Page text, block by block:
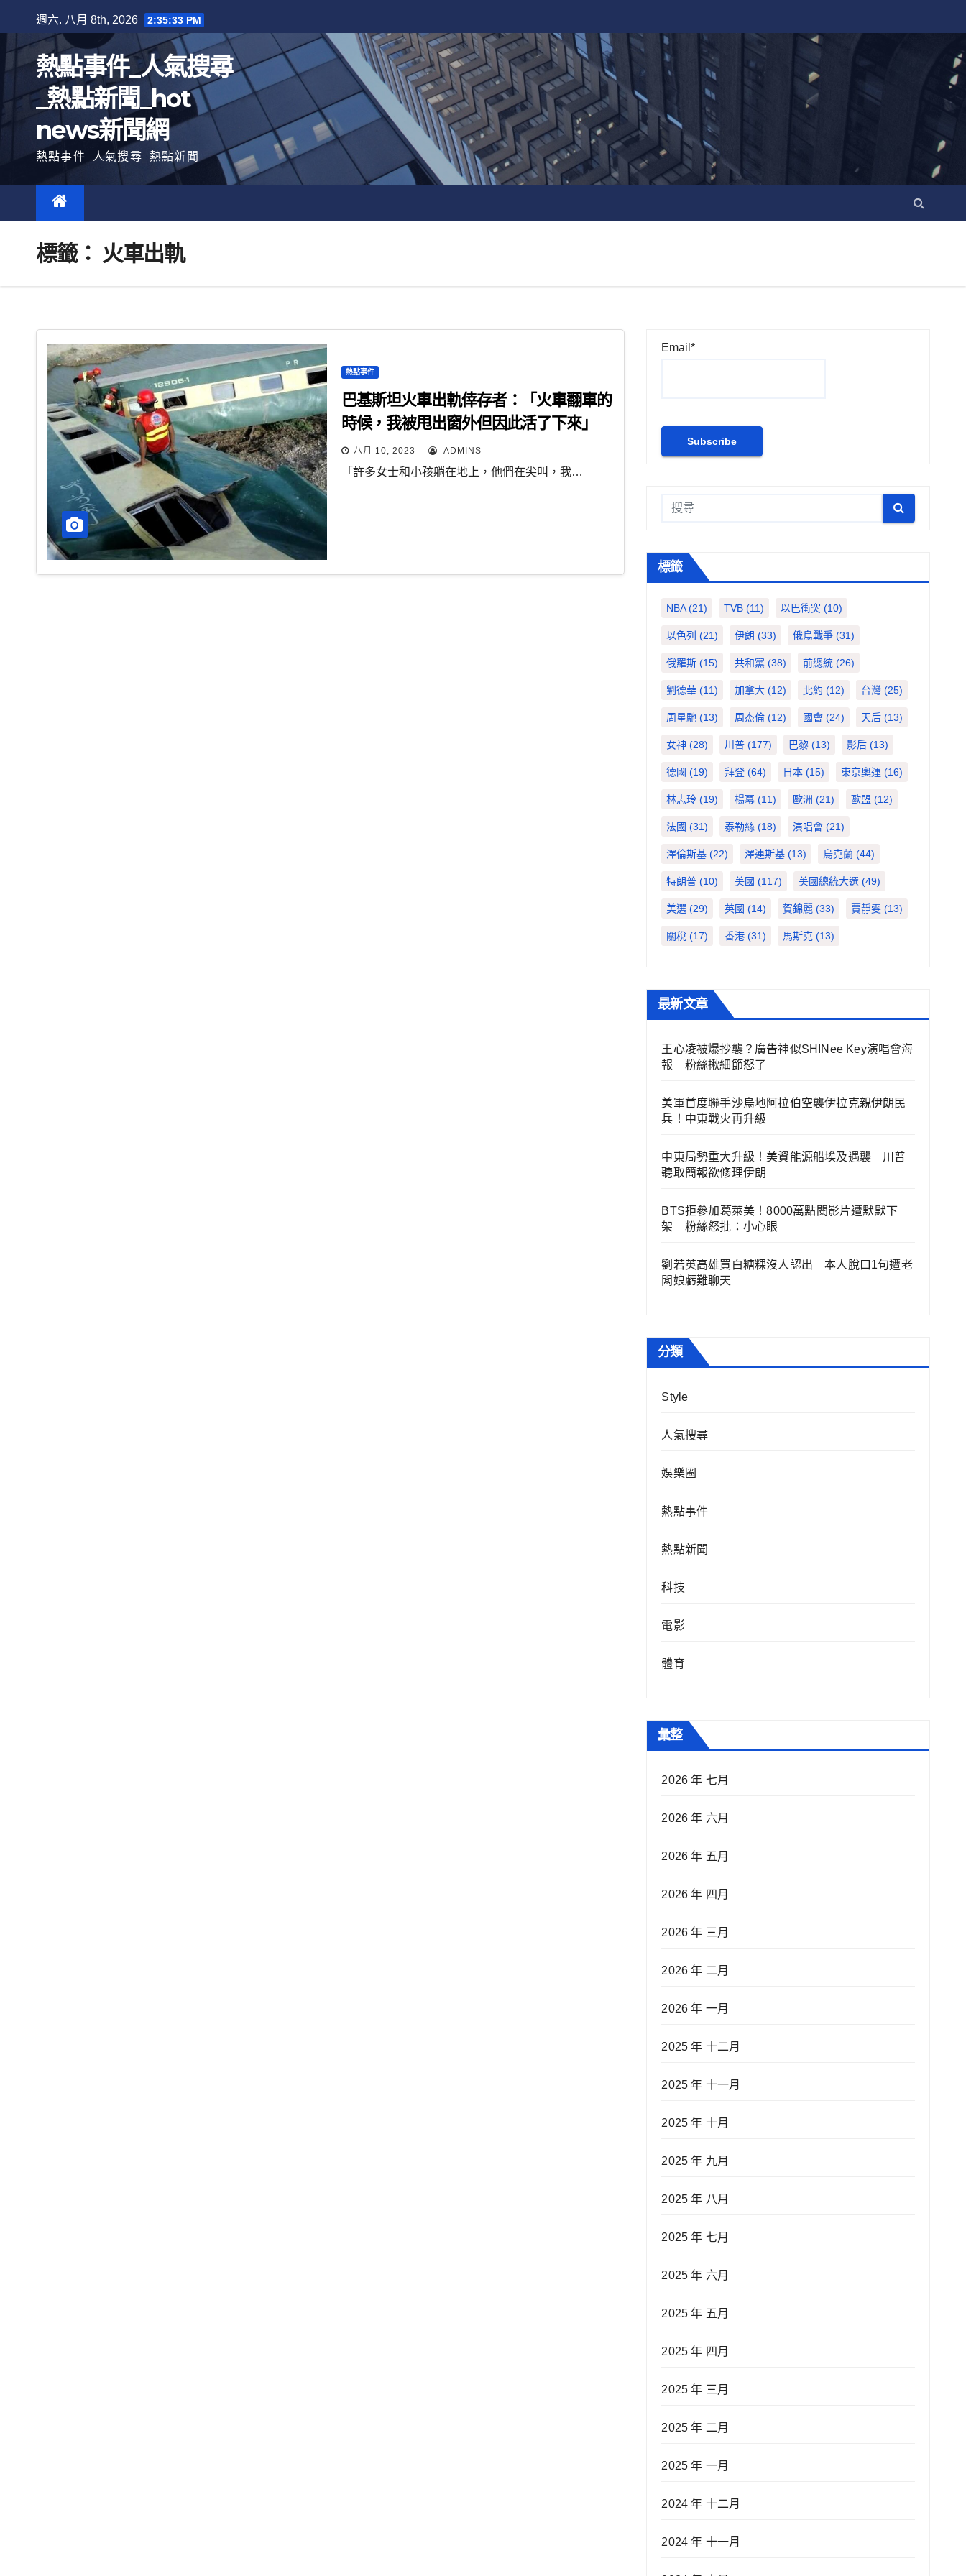
至
內
週六. 八月 8th, 2026 2:35:34 PM
熱點事件_人氣搜尋
_熱點新聞_hot
news新聞網
熱點事件_人氣搜尋_熱點新聞
標籤： 火車出軌
熱點事件
巴基斯坦火車出軌倖存者：「火車翻車的
時候，我被甩出窗外但因此活了下來」
八月 10, 2023 ADMINS
「許多女士和小孩躺在地上，他們在尖叫，我…
Email*
標籤
NBA(21) TVB (11) 以巴衝突 (10)
以色列 (21) 伊朗 (33) 俄烏戰爭 (31)
俄羅斯 (15) 共和黨 (38) 前總統 (26)
劉德華 (11) 加拿大 (12) 北約 (12) 台灣 (25)
周星馳 (13) 周杰倫 (12) 國會 (24) 天后 (13)
女神 (28) 川普 (177) 巴黎 (13) 影后 (13)
德國 (19) 拜登 (64) 日本 (15) 東京奧運 (16)
林志玲 (19) 楊冪 (11) 歐洲 (21) 歐盟 (12)
法國 (31) 泰勒絲 (18) 演唱會 (21)
澤倫斯基 (22) 澤連斯基 (13) 烏克蘭 (44)
特朗普 (10) 美國 (117) 美國總統大選 (49)
美選 (29) 英國 (14) 賀錦麗 (33) 賈靜雯 (13)
關稅 (17) 香港 (31) 馬斯克 (13)
最新文章
王心凌被爆抄襲？廣告神似SHINee Key演唱會海
報 粉絲揪細節怒了
美軍首度聯手沙烏地阿拉伯空襲伊拉克親伊朗民
兵！中東戰火再升級
中東局勢重大升級！美資能源船埃及遇襲 川普
聽取簡報欲修理伊朗
BTS拒參加葛萊美！8000萬點閱影片遭默默下
架 粉絲怒批：小心眼
劉若英高雄買白糖粿沒人認出 本人脫口1句遭老
闆娘虧難聊天
分類
Style
人氣搜尋
娛樂圈
熱點事件
熱點新聞
科技
電影
體育
彙整
2026 年 七月
2026 年 六月
2026 年 五月
2026 年 四月
2026 年 三月
2026 年 二月
2026 年 一月
2025 年 十二月
2025 年 十一月
2025 年 十月
2025 年 九月
2025 年 八月
2025 年 七月
2025 年 六月
2025 年 五月
2025 年 四月
2025 年 三月
2025 年 二月
2025 年 一月
2024 年 十二月
2024 年 十一月